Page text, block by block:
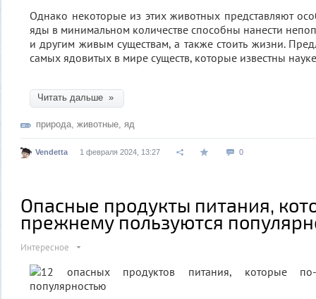
Однако некоторые из этих животных представляют
яды в минимальном количестве способны нанести
и другим живым существам, а также стоить жизни.
самых ядовитых в мире существ, которые известны
Читать дальше »
природа, животные, яд
Vendetta 1 февраля 2024, 13:27 0
Опасные продукты питания,
прежнему пользуются
Интересное